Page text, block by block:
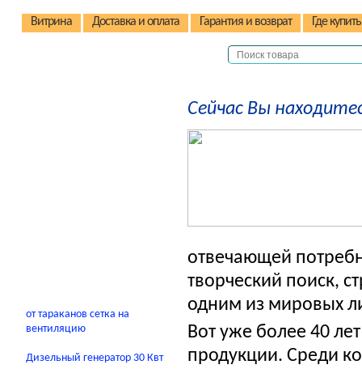
Витрина Доставка и оплата Гарантия и возврат Где купить
Сейчас Вы
отвечающей
творческий поиск,
одним из мировых
Вот уже более 40
продукции. Среди
от тараканов сетка на
вентиляцию
Дизельный генератор 30 Квт